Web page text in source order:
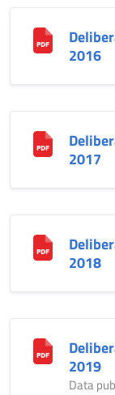
2016
2017
2018
2019
Data